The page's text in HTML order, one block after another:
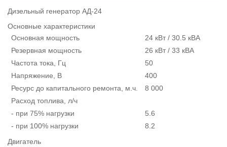
Дизельный генератор АД-24
Основные характеристики
Основная мощность
24 кВт / 30.5 кВА
Резервная мощность
26 кВт / 33 кВА
Частота тока, Гц
50
Напряжение, В
400
Ресурс до капитального ремонта, м.ч.
8 000
Расход топлива, л/ч
- при 75% нагрузки
5.6
- при 100% нагрузки
8.2
Двигатель